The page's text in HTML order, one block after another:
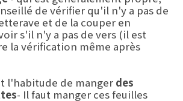
de vérifier qu'il n'y a pas de
et de la couper en
s'il n'y a pas de vers (il est
la vérification même après
l'habitude de manger des
- Il faut manger ces feuilles